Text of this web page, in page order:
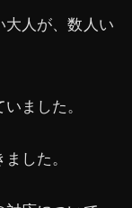
大人が、数人い
ました。
した。